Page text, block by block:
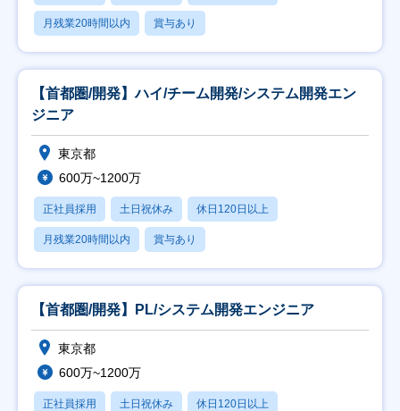
月残業20時間以内 賞与あり
【首都圏/開発】ハイ/チーム開発/システム開発エン
ジニア
東京都
600万~1200万
正社員採用 土日祝休み 休日120日以上
月残業20時間以内 賞与あり
【首都圏/開発】PL/システム開発エンジニア
東京都
600万~1200万
正社員採用 土日祝休み 休日120日以上